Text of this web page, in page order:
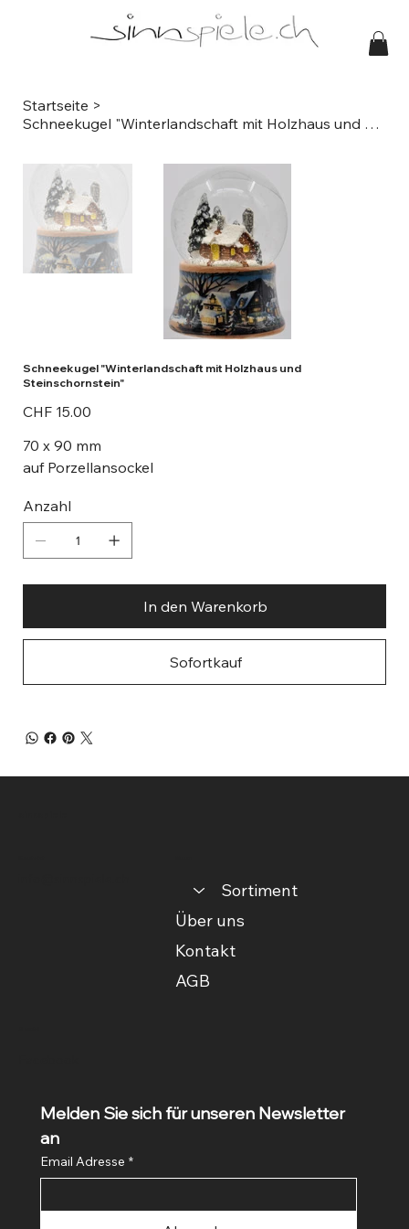
Startseite >
Schneekugel "Winterlandschaft mit Holzhaus und Steinschornstein"
Schneekugel "Winterlandschaft mit Holzhaus und
Steinschornstein"
Preis
CHF 15.00
70 x 90 mm
auf Porzellansockel
Anzahl
In den Warenkorb
Sofortkauf
Sortiment
Über uns
Kontakt
AGB
Melden Sie sich für unseren Newsletter
an
Email Adresse *